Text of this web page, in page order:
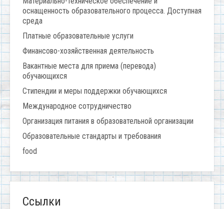
оснащенность образовательного процесса. Доступная
среда
Платные образовательные услуги
Финансово-хозяйственная деятельность
Вакантные места для приема (перевода)
обучающихся
Стипендии и меры поддержки обучающихся
Международное сотрудничество
Организация питания в образовательной организации
Образовательные стандарты и требования
food
Ссылки